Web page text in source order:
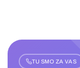
TU SMO ZA VAS